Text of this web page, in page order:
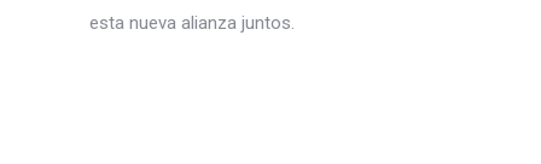
esta nueva alianza juntos.